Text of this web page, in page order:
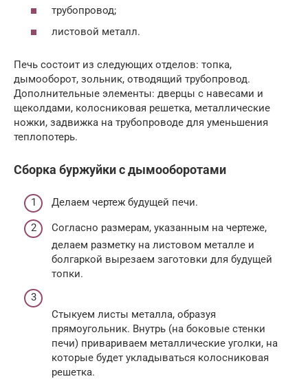
трубопровод;
листовой металл.
Печь состоит из следующих отделов: топка,
дымооборот, зольник, отводящий трубопровод.
Дополнительные элементы: дверцы с навесами и
щеколдами, колосниковая решетка, металлические
ножки, задвижка на трубопроводе для уменьшения
теплопотерь.
Сборка буржуйки с дымооборотами
Делаем чертеж будущей печи.
Согласно размерам, указанным на чертеже,
делаем разметку на листовом металле и
болгаркой вырезаем заготовки для будущей
топки.
Стыкуем листы металла, образуя
прямоугольник. Внутрь (на боковые стенки
печи) привариваем металлические уголки, на
которые будет укладываться колосниковая
решетка.